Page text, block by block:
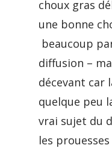
choux gras
une bonne
beaucoup
diffusion –
décevant car
quelque peu
vrai sujet du
les